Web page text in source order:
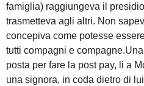
famiglia) raggiungeva il
trasmetteva agli altri. Non
concepiva come potesse
tutti compagni e
posta per fare la post pay, li a
una signora, in coda dietro di